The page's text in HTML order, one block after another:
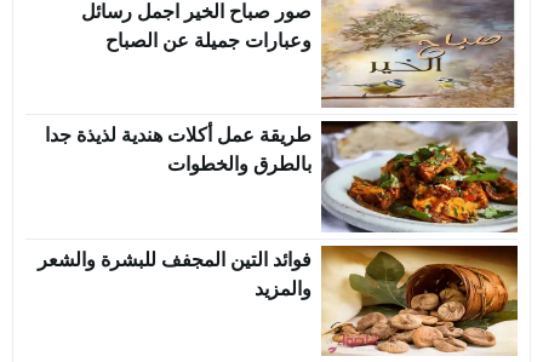
صور صباح الخير اجمل رسائل
وعبارات جميلة عن الصباح
طريقة عمل أكلات هندية لذيذة جدا
بالطرق والخطوات
فوائد التين المجفف للبشرة والشعر
والمزيد